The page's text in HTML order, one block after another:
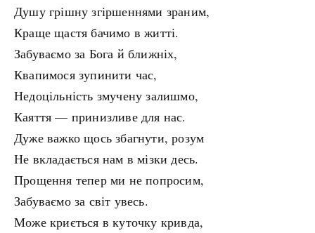
Душу грішну згіршеннями зраним,
Краще щастя бачимо в житті.
Забуваємо за Бога й ближніх,
Квапимося зупинити час,
Недоцільність змучену залишмо,
Каяття — принизливе для нас.
Дуже важко щось збагнути, розум
Не вкладається нам в мізки десь.
Прощення тепер ми не попросим,
Забуваємо за світ увесь.
Може криється в куточку кривда,